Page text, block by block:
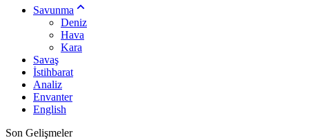
Savunma
Deniz
Hava
Kara
Savaş
İstihbarat
Analiz
Envanter
English
Son Gelişmeler